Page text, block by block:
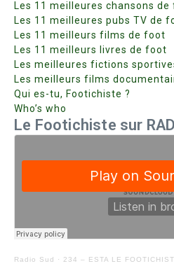
Les 11 meilleures chansons de
Les 11 meilleures pubs TV de
Les 11 meilleurs films de foot
Les 11 meilleurs livres de foot
Les meilleures fictions
Les meilleurs films
Qui es-tu, Footichiste ?
Who’s who
Le Footichiste sur
Radio Sud · 234 – ESTA LE